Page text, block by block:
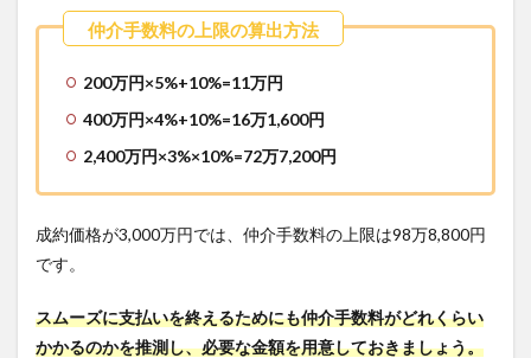
200万円×5%+10%=11万円
400万円×4%+10%=16万1,600円
2,400万円×3%×10%=72万7,200円
成約価格が3,000万円では、仲介手数料の上限は98万8,800円
です。
スムーズに支払いを終えるためにも仲介手数料がどれくらい
かかるのかを推測し、必要な金額を用意しておきましょう。